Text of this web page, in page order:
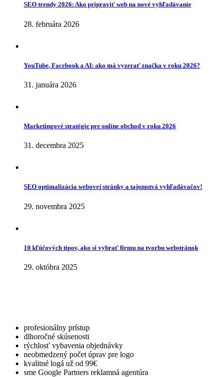
SEO trendy 2026: Ako pripraviť web na nové vyhľadávanie
28. februára 2026
YouTube, Facebook a AI: ako má vyzerať značka v roku 2026?
31. januára 2026
Marketingové stratégie pre online obchod v roku 2026
31. decembra 2025
SEO optimalizácia webovej stránky a tajomstvá vyhľadávačov!
29. novembra 2025
10 kľúčových tipov, ako si vybrať firmu na tvorbu webstránok
29. októbra 2025
profesionálny prístup
dlhoročné skúsenosti
rýchlosť vybavenia objednávky
neobmedzený počet úprav pre logo
kvalitné logá už od 99€
sme Google Partners reklamná agentúra